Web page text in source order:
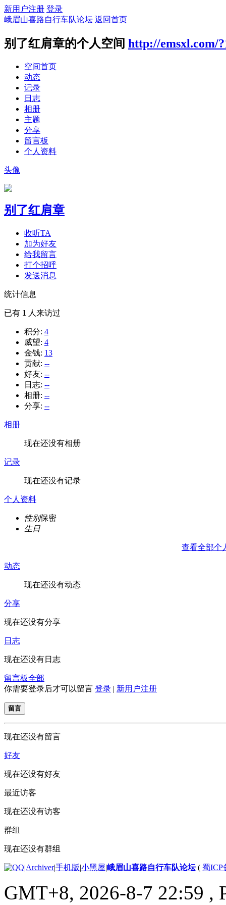
新用户注册 登录
峨眉山喜路自行车队论坛 返回首页
别了红肩章的个人空间 http://emsxl.com/
空间首页
动态
记录
日志
相册
主题
分享
留言板
个人资料
头像
别了红肩章
收听TA
加为好友
给我留言
打个招呼
发送消息
统计信息
已有 1 人来访过
积分: 4
威望: 4
金钱: 13
贡献: --
好友: --
日志: --
相册: --
分享: --
相册
现在还没有相册
记录
现在还没有记录
个人资料
性别保密
生日
查看全部个
动态
现在还没有动态
分享
现在还没有分享
日志
现在还没有日志
留言板全部
你需要登录后才可以留言 登录 | 新用户注册
留言
现在还没有留言
好友
现在还没有好友
最近访客
现在还没有访客
群组
现在还没有群组
|Archiver|手机版|小黑屋|峨眉山喜路自行车队论坛( 蜀ICP
GMT+8, 2026-8-7 22:59 ,